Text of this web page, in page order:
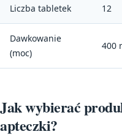
Liczba tabletek 12
Dawkowanie
(moc)
400
Jak wybierać
apteczki?